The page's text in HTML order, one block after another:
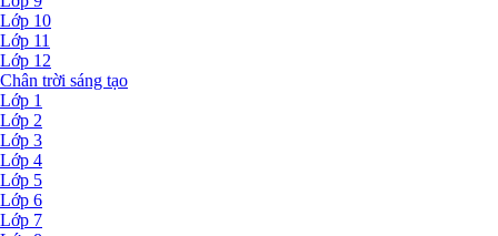
Lớp 10
Lớp 11
Lớp 12
Chân trời sáng tạo
Lớp 1
Lớp 2
Lớp 3
Lớp 4
Lớp 5
Lớp 6
Lớp 7